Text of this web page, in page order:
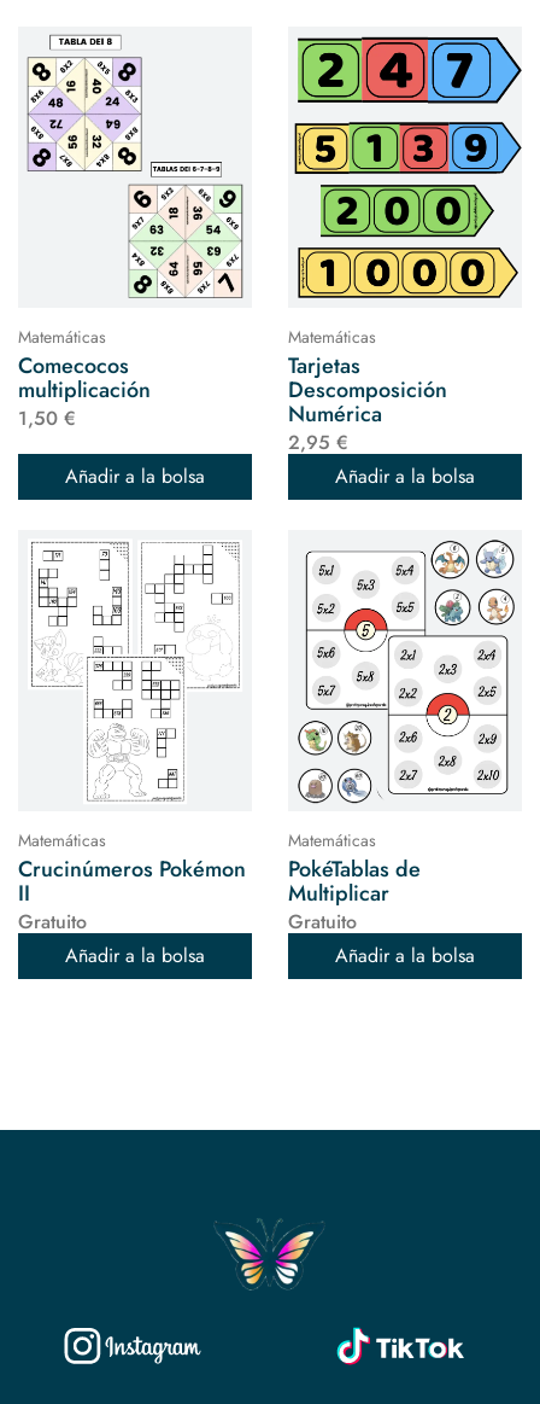
Matemáticas
Comecocos
multiplicación
1,50 €
Añadir a la bolsa
Matemáticas
Tarjetas
Descomposición
Numérica
2,95 €
Añadir a la bolsa
Matemáticas
Crucinúmeros Pokémon
II
Gratuito
Añadir a la bolsa
Matemáticas
PokéTablas de
Multiplicar
Gratuito
Añadir a la bolsa